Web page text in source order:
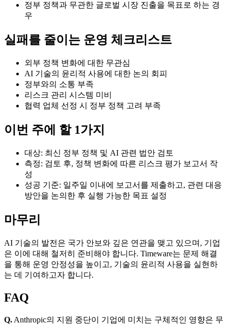
정부 정책과 무관한 글로벌 시장 진출을 목표로 하는 경
우
실패를 줄이는 운영 체크리스트
외부 정책 변화에 대한 무관심
AI 기술의 윤리적 사용에 대한 논의 회피
정부와의 소통 부족
리스크 관리 시스템 미비
협력 업체 선정 시 정부 정책 고려 부족
이번 주에 할 1가지
대상: 최신 정부 정책 및 AI 관련 법안 검토
측정: 검토 후, 정책 변화에 따른 리스크 평가 보고서 작
성
성공 기준: 일주일 이내에 보고서를 제출하고, 관련 대응
방안을 논의한 후 실행 가능한 목표 설정
마무리
AI 기술의 발전은 국가 안보와 깊은 연관을 맺고 있으며, 기업
은 이에 대해 철저히 준비해야 합니다. Timeware는 문제 해결
을 통해 운영 안정성을 높이고, 기술의 윤리적 사용을 실현하
는 데 기여하고자 합니다.
FAQ
Q. Anthropic의 지원 중단이 기업에 미치는 구체적인 영향은 무